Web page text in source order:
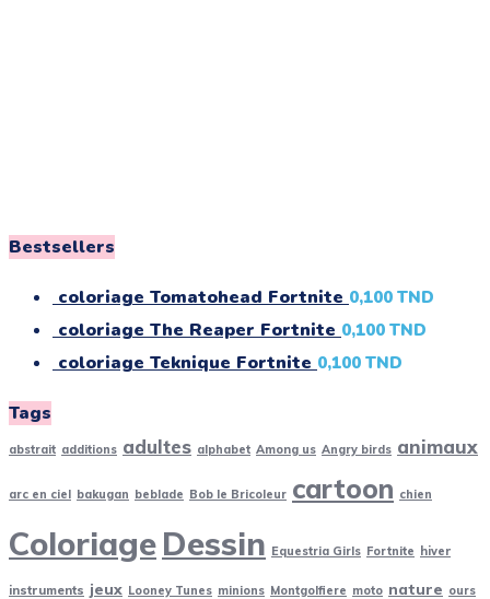
Bestsellers
coloriage Tomatohead Fortnite 0,100 TND
coloriage The Reaper Fortnite 0,100 TND
coloriage Teknique Fortnite 0,100 TND
Tags
abstrait additions adultes alphabet Among us Angry birds animaux
arc en ciel bakugan beblade Bob le Bricoleur cartoon chien
ColoriageDessin Equestria Girls Fortnite hiver
instruments jeux Looney Tunes minions Montgolfiere moto nature ours